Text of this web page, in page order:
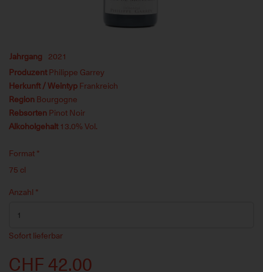
Jahrgang 2021
ProduzentPhilippe Garrey
Herkunft / WeintypFrankreich
RegionBourgogne
RebsortenPinot Noir
Alkoholgehalt13.0% Vol.
Format*
75 cl
Anzahl *
Sofort lieferbar
CHF 42.00